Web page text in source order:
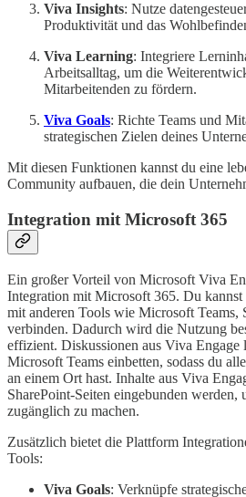
Viva Insights: Nutze
Produktivität und das
Viva Learning: Integriere
Arbeitsalltag, um die
Mitarbeitenden zu fördern.
Viva Goals: Richte Teams und
strategischen Zielen deines
Mit diesen Funktionen kannst du eine
Community aufbauen, die dein
Integration mit Microsoft 365
Ein großer Vorteil von Microsoft Viva
Integration mit Microsoft 365. Du
mit anderen Tools wie Microsoft Teams,
verbinden. Dadurch wird die Nutzung
effizient. Diskussionen aus Viva Engage
Microsoft Teams einbetten, sodass du
an einem Ort hast. Inhalte aus Viva
SharePoint-Seiten eingebunden werden,
zugänglich zu machen.
Zusätzlich bietet die Plattform
Tools:
Viva Goals: Verknüpfe